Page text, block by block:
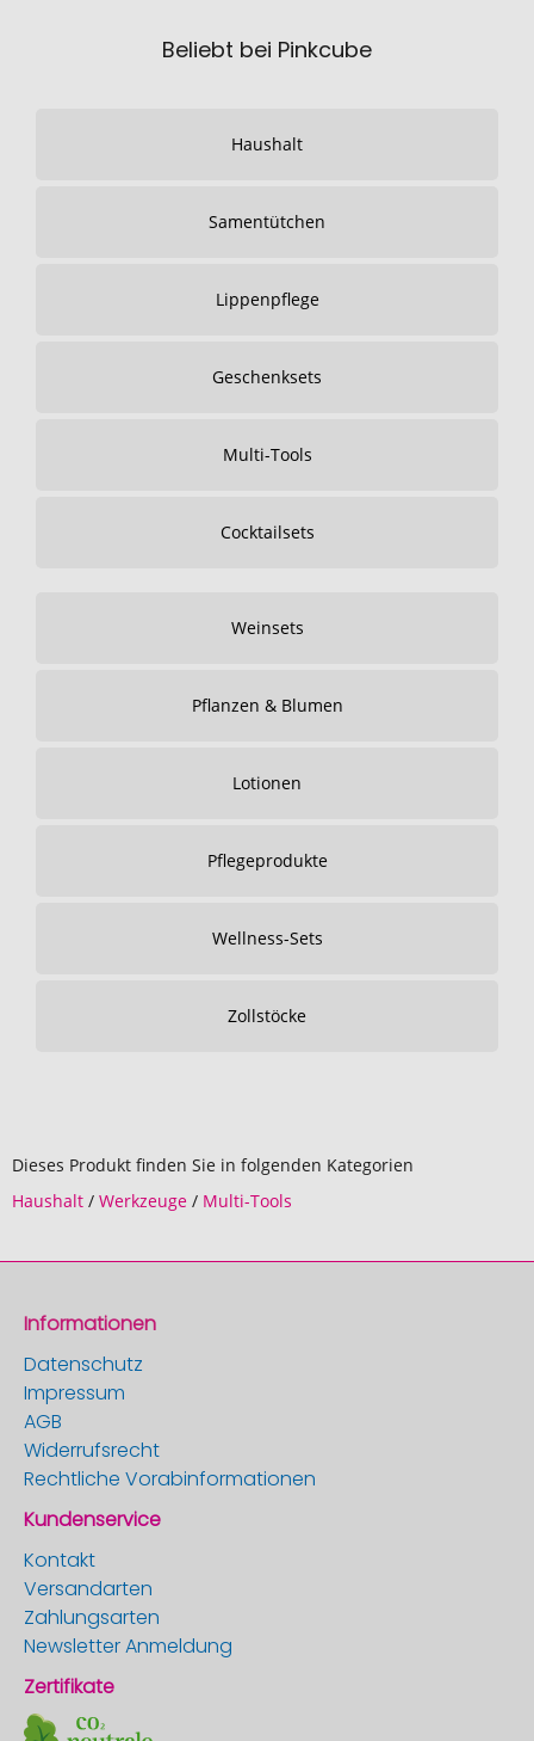
Beliebt bei Pinkcube
Haushalt
Samentütchen
Lippenpflege
Geschenksets
Multi-Tools
Cocktailsets
Weinsets
Pflanzen & Blumen
Lotionen
Pflegeprodukte
Wellness-Sets
Zollstöcke
Dieses Produkt finden Sie in folgenden Kategorien
Haushalt / Werkzeuge / Multi-Tools
Informationen
Datenschutz
Impressum
AGB
Widerrufsrecht
Rechtliche Vorabinformationen
Kundenservice
Kontakt
Versandarten
Zahlungsarten
Newsletter Anmeldung
Zertifikate